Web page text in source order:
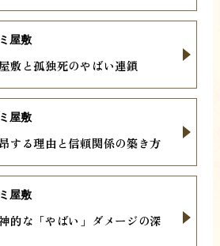
敷と孤独死のやばい連鎖
屋敷
する理由と信頼関係の築き方
屋敷
的な「やばい」ダメージの深
屋敷